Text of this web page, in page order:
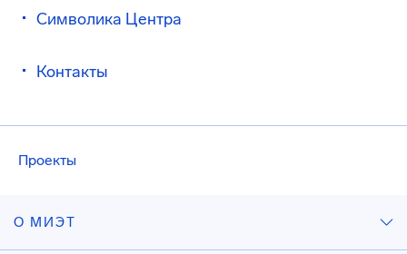
Символика Центра
Контакты
Проекты
О МИЭТ